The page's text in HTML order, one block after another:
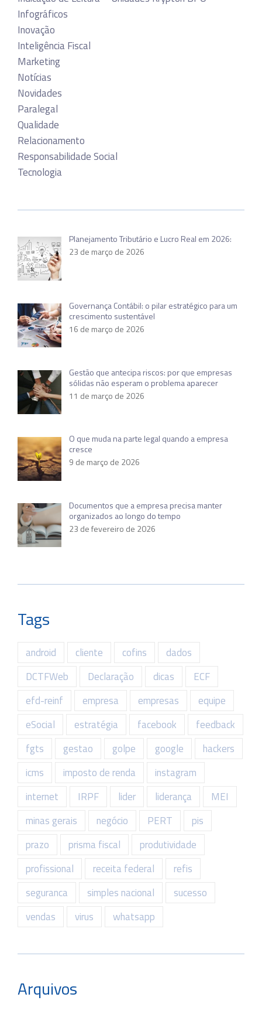
Infográficos
Inovação
Inteligência Fiscal
Marketing
Notícias
Novidades
Paralegal
Qualidade
Relacionamento
Responsabilidade Social
Tecnologia
Planejamento Tributário e Lucro Real em 2026:
23 de março de 2026
Governança Contábil: o pilar estratégico para um
crescimento sustentável
16 de março de 2026
Gestão que antecipa riscos: por que empresas
sólidas não esperam o problema aparecer
11 de março de 2026
O que muda na parte legal quando a empresa
cresce
9 de março de 2026
Documentos que a empresa precisa manter
organizados ao longo do tempo
23 de fevereiro de 2026
Tags
android cliente cofins
dados
DCTFWeb
Declaração dicas
ECF
efd-reinf
empresa empresas
equipe
eSocial
estratégia facebook
feedback
fgts
gestao golpe google
hackers
icms
imposto de renda
instagram
internet
IRPF lider liderança
MEI
minas gerais
negócio PERT
pis
prazo
prisma fiscal
produtividade
profissional
receita federal
refis
seguranca
simples nacional
sucesso
vendas
virus whatsapp
Arquivos